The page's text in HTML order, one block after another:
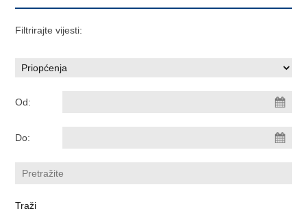
Filtrirajte vijesti:
Od:
Do: